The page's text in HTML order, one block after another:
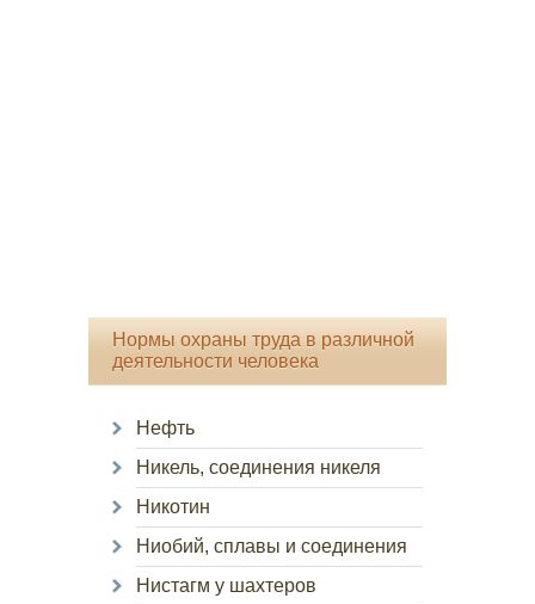
Нормы охраны труда в различной
деятельности человека
Нефть
Никель, соединения никеля
Никотин
Ниобий, сплавы и соединения
Нистагм у шахтеров